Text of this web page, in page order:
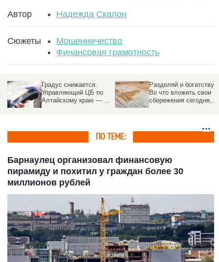
Автор Надежда Скалон
Сюжеты
Мошенничество
Финансовая грамотность
Разделяй и богатствуй.
Во что вложить свои
сбережения сегодня,
За что коммунальщики
обязаны вернуть
деньги. Алгоритм
ПО ТЕМЕ:
Барнаулец организовал финансовую
пирамиду и похитил у граждан более 30
миллионов рублей